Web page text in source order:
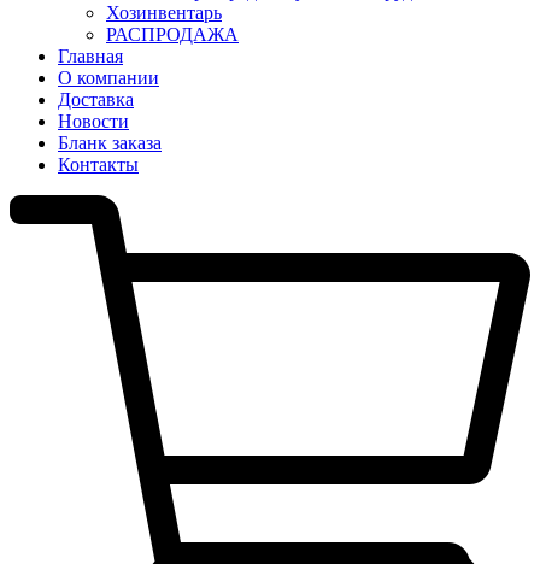
Хозинвентарь
РАСПРОДАЖА
Главная
О компании
Доставка
Новости
Бланк заказа
Контакты